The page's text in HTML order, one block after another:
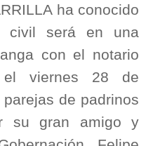
ha conocido
civil será en una
con el notario
el viernes 28 de
de padrinos
su gran amigo y